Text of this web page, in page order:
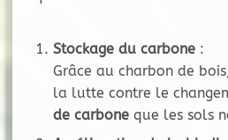
Stockage du carbone :
Grâce au charbon de
la lutte contre le
de carbone que les sols